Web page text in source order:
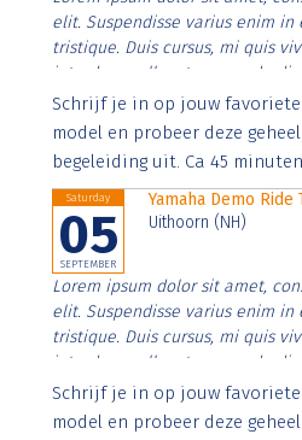
elit. Suspendisse varius enim in
tristique. Duis cursus, mi quis
interdum nulla, ut commodo
Aenean faucibus nibh et justo
imperdiet. Nunc ut sem vitae
Schrijf je in op jouw favoriete
model en probeer deze
begeleiding uit. Ca 45
Saturday
05
SEPTEMBER
Yamaha Demo Ride
Uithoorn (NH)
Lorem ipsum dolor sit amet,
elit. Suspendisse varius enim in
tristique. Duis cursus, mi quis
interdum nulla, ut commodo
Aenean faucibus nibh et justo
imperdiet. Nunc ut sem vitae
Schrijf je in op jouw favoriete
model en probeer deze